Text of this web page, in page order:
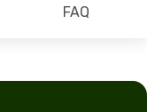
FAQ